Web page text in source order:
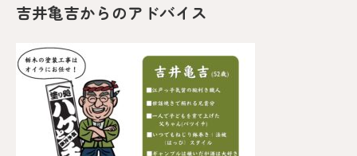
吉井亀吉からのアドバイス